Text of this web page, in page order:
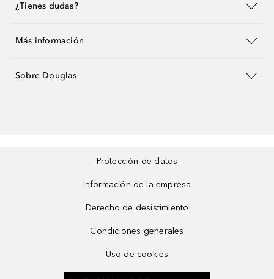
¿Tienes dudas?
Más información
Sobre Douglas
Protección de datos
Información de la empresa
Derecho de desistimiento
Condiciones generales
Uso de cookies